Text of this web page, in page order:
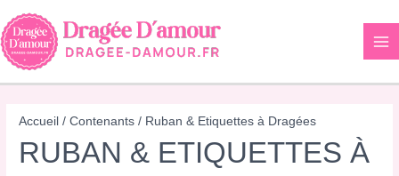
Aller
au
contenu
Accueil /Contenants / Ruban & Etiquettes à Dragées
RUBAN & ETIQUETTES À